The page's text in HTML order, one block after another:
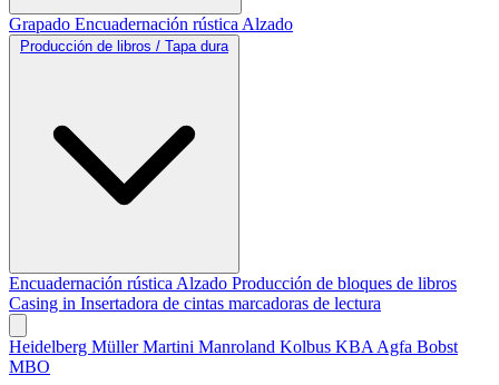
Grapado Encuadernación rústica Alzado
Producción de libros / Tapa dura
Encuadernación rústica Alzado Producción de bloques de libros
Casing in Insertadora de cintas marcadoras de lectura
Heidelberg Müller Martini Manroland Kolbus KBA Agfa Bobst
MBO